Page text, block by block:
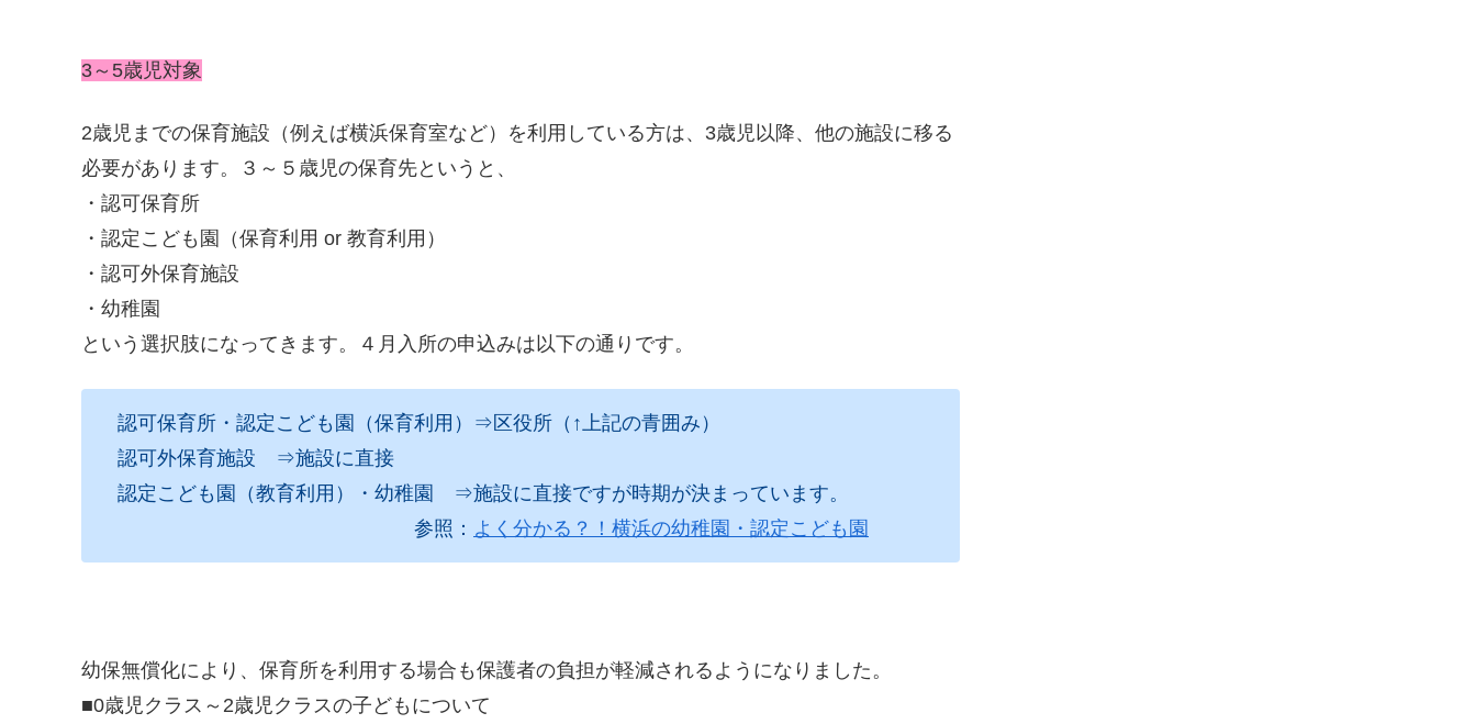
3～5歳児対象
2歳児までの保育施設（例えば横浜保育室など）を利用している方は、3歳児以降、他の施設に移る
必要があります。３～５歳児の保育先というと、
・認可保育所
・認定こども園（保育利用 or 教育利用）
・認可外保育施設
・幼稚園
という選択肢になってきます。４月入所の申込みは以下の通りです。
認可保育所・認定こども園（保育利用）⇒区役所（↑上記の青囲み）
認可外保育施設 ⇒施設に直接
認定こども園（教育利用）・幼稚園 ⇒施設に直接ですが時期が決まっています。
参照： よく分かる？！横浜の幼稚園・認定こども園
幼保無償化により、保育所を利用する場合も保護者の負担が軽減されるようになりました。
■0歳児クラス～2歳児クラスの子どもについて